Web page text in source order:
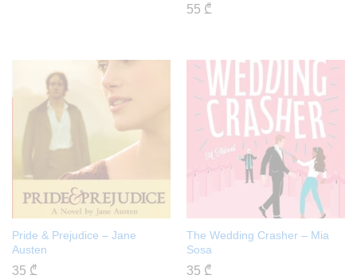
55 ₾
Pride & Prejudice – Jane
Austen
35 ₾
The Wedding Crasher – Mia
Sosa
35 ₾